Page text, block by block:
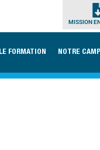
MISSION
FORMATION NOTRE